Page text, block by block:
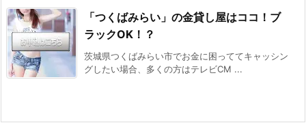
「つくばみらい」の金貸し屋はココ！ブ
ラックOK！？
茨城県つくばみらい市でお金に困っててキャッシン
グしたい場合、多くの方はテレビCM ...